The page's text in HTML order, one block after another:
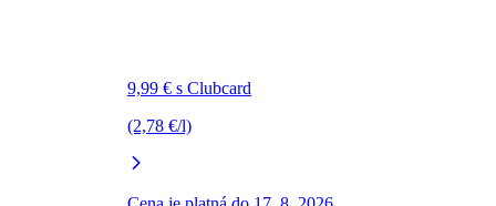
9,99 € s Clubcard
(2,78 €/l)